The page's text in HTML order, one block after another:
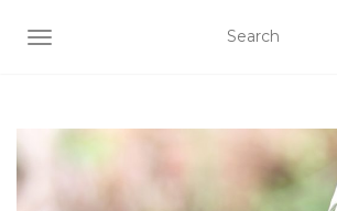
AFFICHER/MASQUER LA NAVIGATION